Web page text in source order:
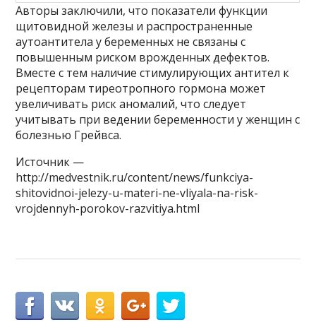
Авторы заключили, что показатели функции
щитовидной железы и распространенные
аутоантитела у беременных не связаны с
повышенным риском врожденных дефектов.
Вместе с тем наличие стимулирующих антител к
рецепторам тиреотропного гормона может
увеличивать риск аномалий, что следует
учитывать при ведении беременности у женщин с
болезнью Грейвса.
Источник —
http://medvestnik.ru/content/news/funkciya-
shitovidnoi-jelezy-u-materi-ne-vliyala-na-risk-
vrojdennyh-porokov-razvitiya.html